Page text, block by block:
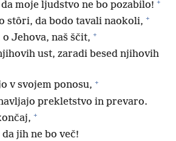
moje ljudstvo ne bo pozabilo!
stôri, da bodo tavali naokoli, +
Jehova, naš ščit, +
ust, zaradi besed njihovih
v svojem ponosu, +
prekletstvo in prevaro.
+
jih ne bo več!